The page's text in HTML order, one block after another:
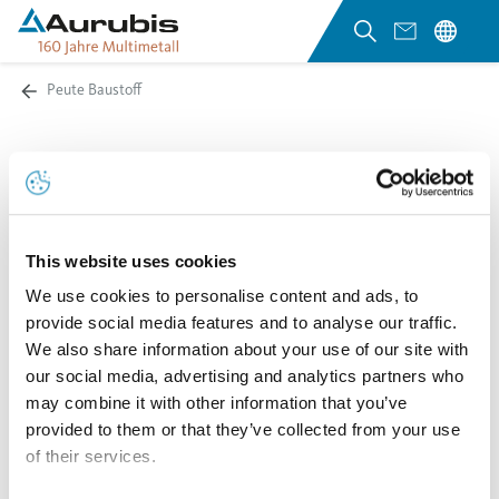
This website uses cookies
We use cookies to personalise content and ads, to
provide social media features and to analyse our traffic.
We also share information about your use of our site with
our social media, advertising and analytics partners who
may combine it with other information that you’ve
provided to them or that they’ve collected from your use
of their services.
Peute Baustoff
Wo werden Eisensilikat-Produkte eingesetzt?
Wasserbau. Sie sichern dort Böschungen und Sohlen
von Flüssen, Kanälen und Hafenbecken gegen
Strömungs- und Wellenbelastungen. Sie schützen
Hafenmolen und brechen die auf die Küste
zulaufenden Wellen.
Weiterhin finden unsere Eisensilikat-Produkte in den
Bereichen Gleisbau, als Zement- und Betonzuschlag